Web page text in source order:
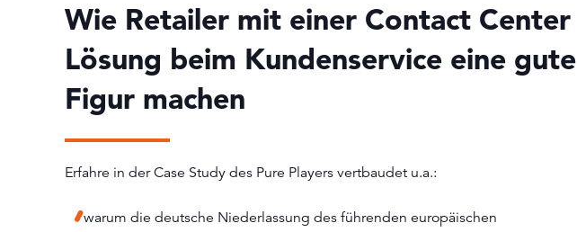
Wie Retailer mit einer Contact Center
Lösung beim Kundenservice eine gute
Figur machen
Erfahre in der Case Study des Pure Players vertbaudet u.a.:
warum die deutsche Niederlassung des führenden europäischen